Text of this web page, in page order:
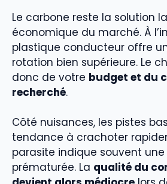
Le carbone reste la solution
économique du marché. À
plastique conducteur offre
rotation bien supérieure. Le
donc de votre budget et du
recherché.
Côté nuisances, les pistes
tendance à crachoter
parasite indique souvent une
prématurée. La qualité du